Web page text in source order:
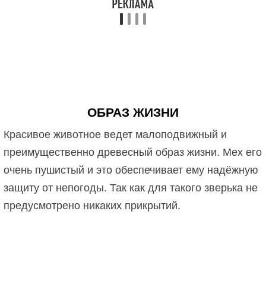
ОБРАЗ ЖИЗНИ
Красивое животное ведет малоподвижный и
преимущественно древесный образ жизни. Мех его
очень пушистый и это обеспечивает ему надёжную
защиту от непогоды. Так как для такого зверька не
предусмотрено никаких прикрытий.